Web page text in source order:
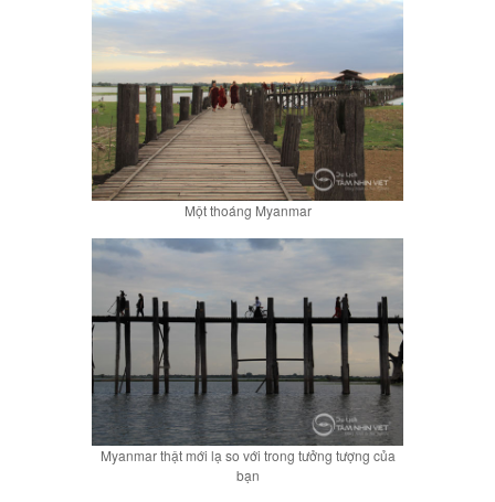
Một thoáng Myanmar
Myanmar thật mới lạ so với trong tưởng tượng của
bạn